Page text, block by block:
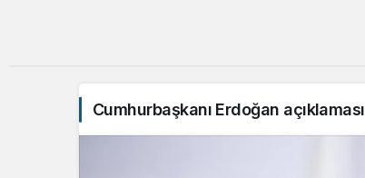
Cumhurbaşkanı Erdoğan açıklaması